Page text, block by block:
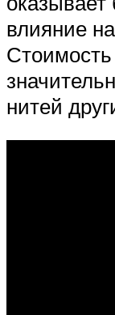
влияние
нитей